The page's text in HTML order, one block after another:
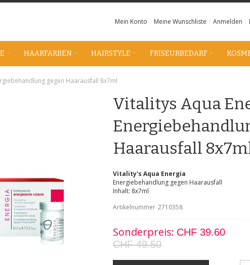
Mein Konto Meine Wunschliste Anmelden
HAARFARBEN HAIRSTYLE FRISEURBEDARF
gegen Haarausfall 8x7ml
Vitalitys Aqua
Haarausfall
Vitality's Aqua Energia
Energiebehandlung gegen Haarausfall
Inhalt: 8x7ml
Artikelnummer 2710358
Sonderpreis CHF 39.60
CHF 49.50